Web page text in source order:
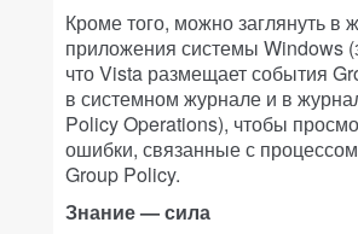
Кроме того, можно заглянуть в
приложения системы Windows
что Vista размещает события
в системном журнале и в
Policy Operations), чтобы
ошибки, связанные с
Group Policy.
Знание — сила